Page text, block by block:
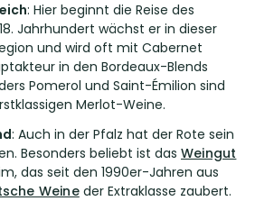
: Hier beginnt die Reise des
Jahrhundert wächst er in dieser
und wird oft mit Cabernet
in den Bordeaux-Blends
Pomerol und Saint-Émilion sind
Merlot-Weine.
: Auch in der Pfalz hat der Rote sein
Besonders beliebt ist das Weingut
das seit den 1990er-Jahren aus
Weineder Extraklasse zaubert.